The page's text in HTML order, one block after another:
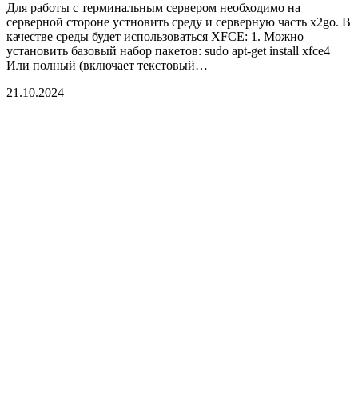
Для работы с терминальным сервером необходимо на
серверной стороне устновить среду и серверную часть x2go. В
качестве среды будет использоваться XFCE: 1. Можно
установить базовый набор пакетов: sudo apt-get install xfce4
Или полный (включает текстовый…
21.10.2024